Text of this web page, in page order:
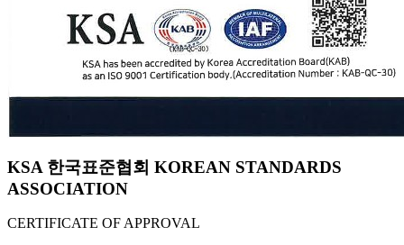
KSA 한국표준협회 KOREAN STANDARDS
ASSOCIATION
CERTIFICATE OF APPROVAL